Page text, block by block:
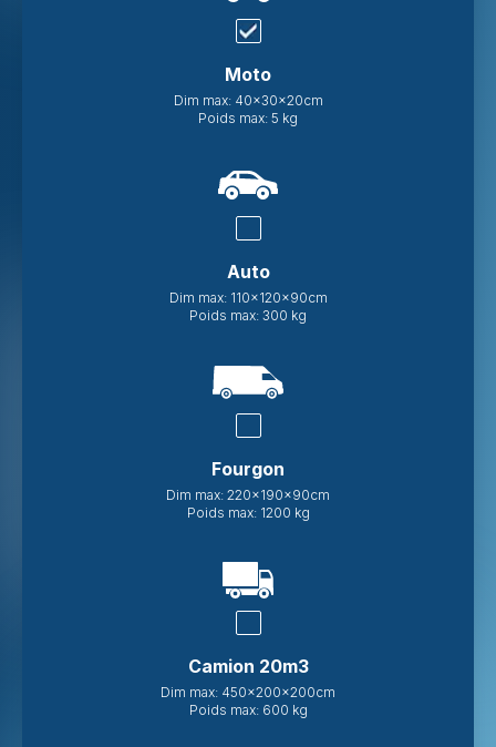
Moto
Dim max: 40x30x20cm
Poids max: 5 kg
Auto
Dim max: 110x120x90cm
Poids max: 300 kg
Fourgon
Dim max: 220x190x90cm
Poids max: 1200 kg
Camion 20m3
Dim max: 450x200x200cm
Poids max: 600 kg